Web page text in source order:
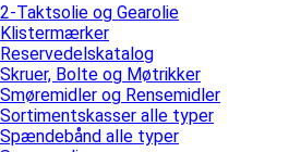
2-Taktsolie og Gearolie
Klistermærker
Reservedelskatalog
Skruer, Bolte og Møtrikker
Smøremidler og Rensemidler
Sortimentskasser alle typer
Spændebånd alle typer